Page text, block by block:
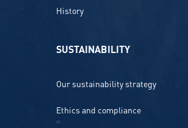
History
SUSTAINABILITY
Our sustainability strategy
Ethics and compliance